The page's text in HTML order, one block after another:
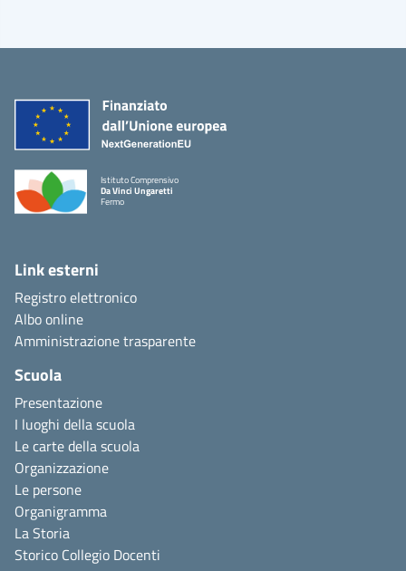
Istituto Comprensivo
Da Vinci Ungaretti
Fermo
Link esterni
Registro elettronico
Albo online
Amministrazione trasparente
Scuola
Presentazione
I luoghi della scuola
Le carte della scuola
Organizzazione
Le persone
Organigramma
La Storia
Storico Collegio Docenti